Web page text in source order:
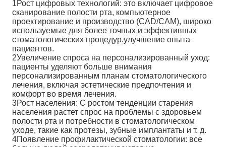
1Рост цифровых технологий: это включает цифровое
сканирование полости рта, компьютерное
проектирование и производство (CAD/CAM), широко
используемые для более точных и эффективных
стоматологических процедур.улучшение опыта
пациентов.
2Увеличение спроса на персонализированный уход:
пациенты уделяют больше внимания
персонализированным планам стоматологического
лечения, включая эстетические предпочтения и
комфорт во время лечения.
3Рост населения: С ростом тенденции старения
населения растет спрос на проблемы с здоровьем
полости рта и потребности в стоматологическом
уходе, такие как протезы, зубные имплантаты и т. д.
4Появление профилактической стоматологии: все